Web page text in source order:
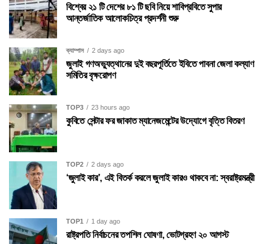
বিশ্বের ২১ টি দেশের ৮১ টি ছবি নিয়ে শাবিপ্রবিতে সুপার
আন্তর্জাতিক আলোকচিত্র প্রদর্শনী শুরু
ক্যাম্পাস 2 days ago
জুলাই গণঅভ্যুত্থানের দুই বছরপূর্তিতে ইবিতে পাবনা জেলা কল্যাণ
সমিতির বৃক্ষরোপণ
TOP3 23 hours ago
কুবিতে সেন্টার ফর জাকাত ম্যানেজমেন্টের উদ্যোগে বৃত্তি বিতরণ
TOP2 2 days ago
‘জুলাই কার’, এই বিতর্ক করলে জুলাই কারও থাকবে না: স্বরাষ্ট্রমন্ত্রী
TOP1 1 day ago
রাষ্ট্রপতি নির্বাচনের তপশিল ঘোষণা, ভোটগ্রহণ ২০ আগস্ট